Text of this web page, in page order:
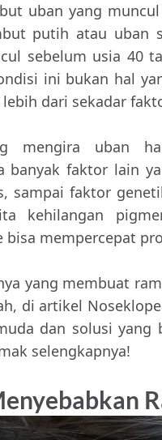
uban yang
putih atau uban
sebelum usia 40
ini bukan hal
dari sekadar
mengira uban
banyak faktor lain
sampai faktor
kehilangan
bisa mempercepat
yang membuat
di artikel
dan solusi
selengkapnya!